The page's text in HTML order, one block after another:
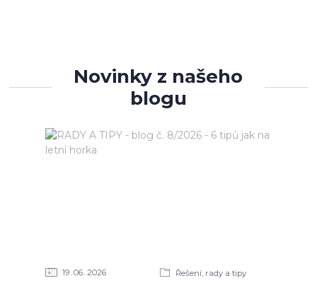
Novinky z našeho
blogu
19 06 2026 Řešení, rady a tipy